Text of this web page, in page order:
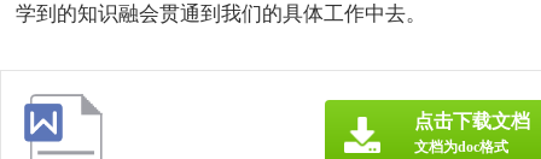
学到的知识融会贯通到我们的具体工作中去。
点击下载文档
文档为doc格式